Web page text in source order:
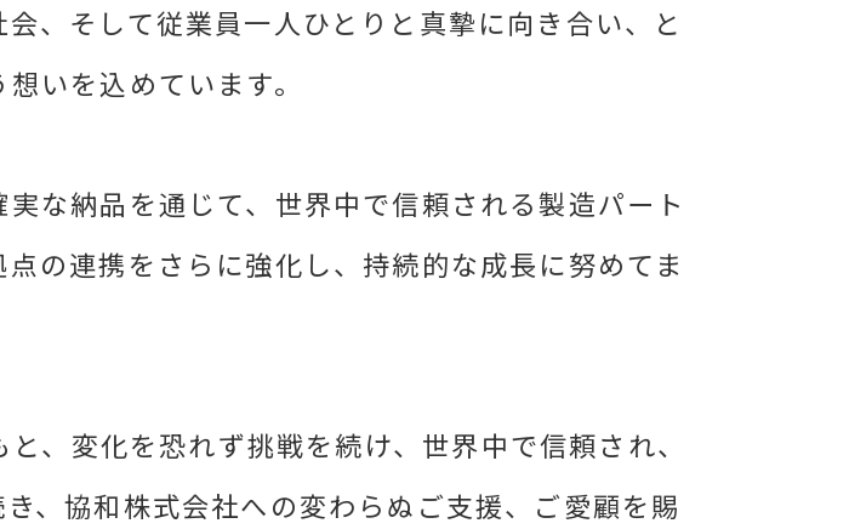
、そして従業員一人ひとりと真摯に向き合い、と
いを込めています。
な納品を通じて、世界中で信頼される製造パート
の連携をさらに強化し、持続的な成長に努めてま
、変化を恐れず挑戦を続け、世界中で信頼され、
、協和株式会社への変わらぬご支援、ご愛顧を賜